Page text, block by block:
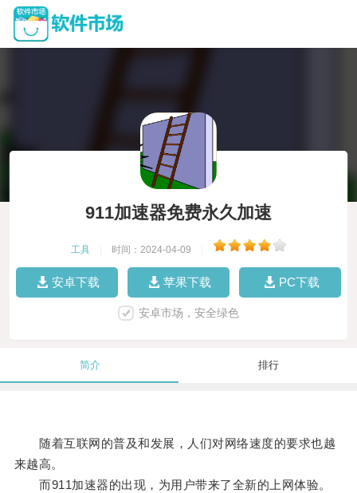
911加速器免费永久加速
工具 时间：2024-04-09
安卓下载 苹果下载 PC下载
安卓市场，安全绿色
简介 排行
随着互联网的普及和发展，人们对网络速度的要求也越
来越高。
而911加速器的出现，为用户带来了全新的上网体验。